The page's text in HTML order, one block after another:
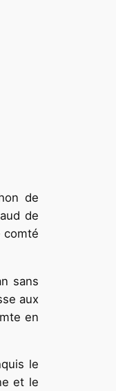
de
de
comté
sans
aux
en
le
et le